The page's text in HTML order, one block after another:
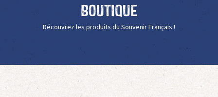
Boutique
Découvrez les produits du Souvenir Français !